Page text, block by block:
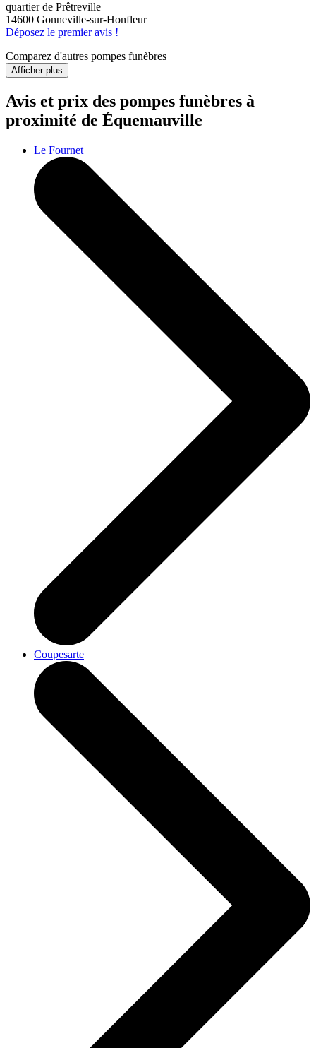
quartier de Prêtreville
14600 Gonneville-sur-Honfleur
Déposez le premier avis !
Comparez d'autres pompes funèbres
Afficher plus
Avis et prix des pompes funèbres à
proximité de Équemauville
Le Fournet
Coupesarte